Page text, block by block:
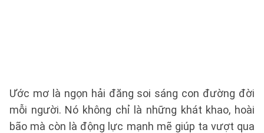
Ước mơ là ngọn hải đăng soi sáng con đường đời
mỗi người. Nó không chỉ là những khát khao, hoài
bão mà còn là động lực mạnh mẽ giúp ta vượt qua